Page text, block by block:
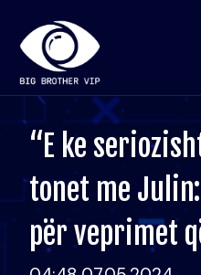
“E ke
tonet me
për veprimet